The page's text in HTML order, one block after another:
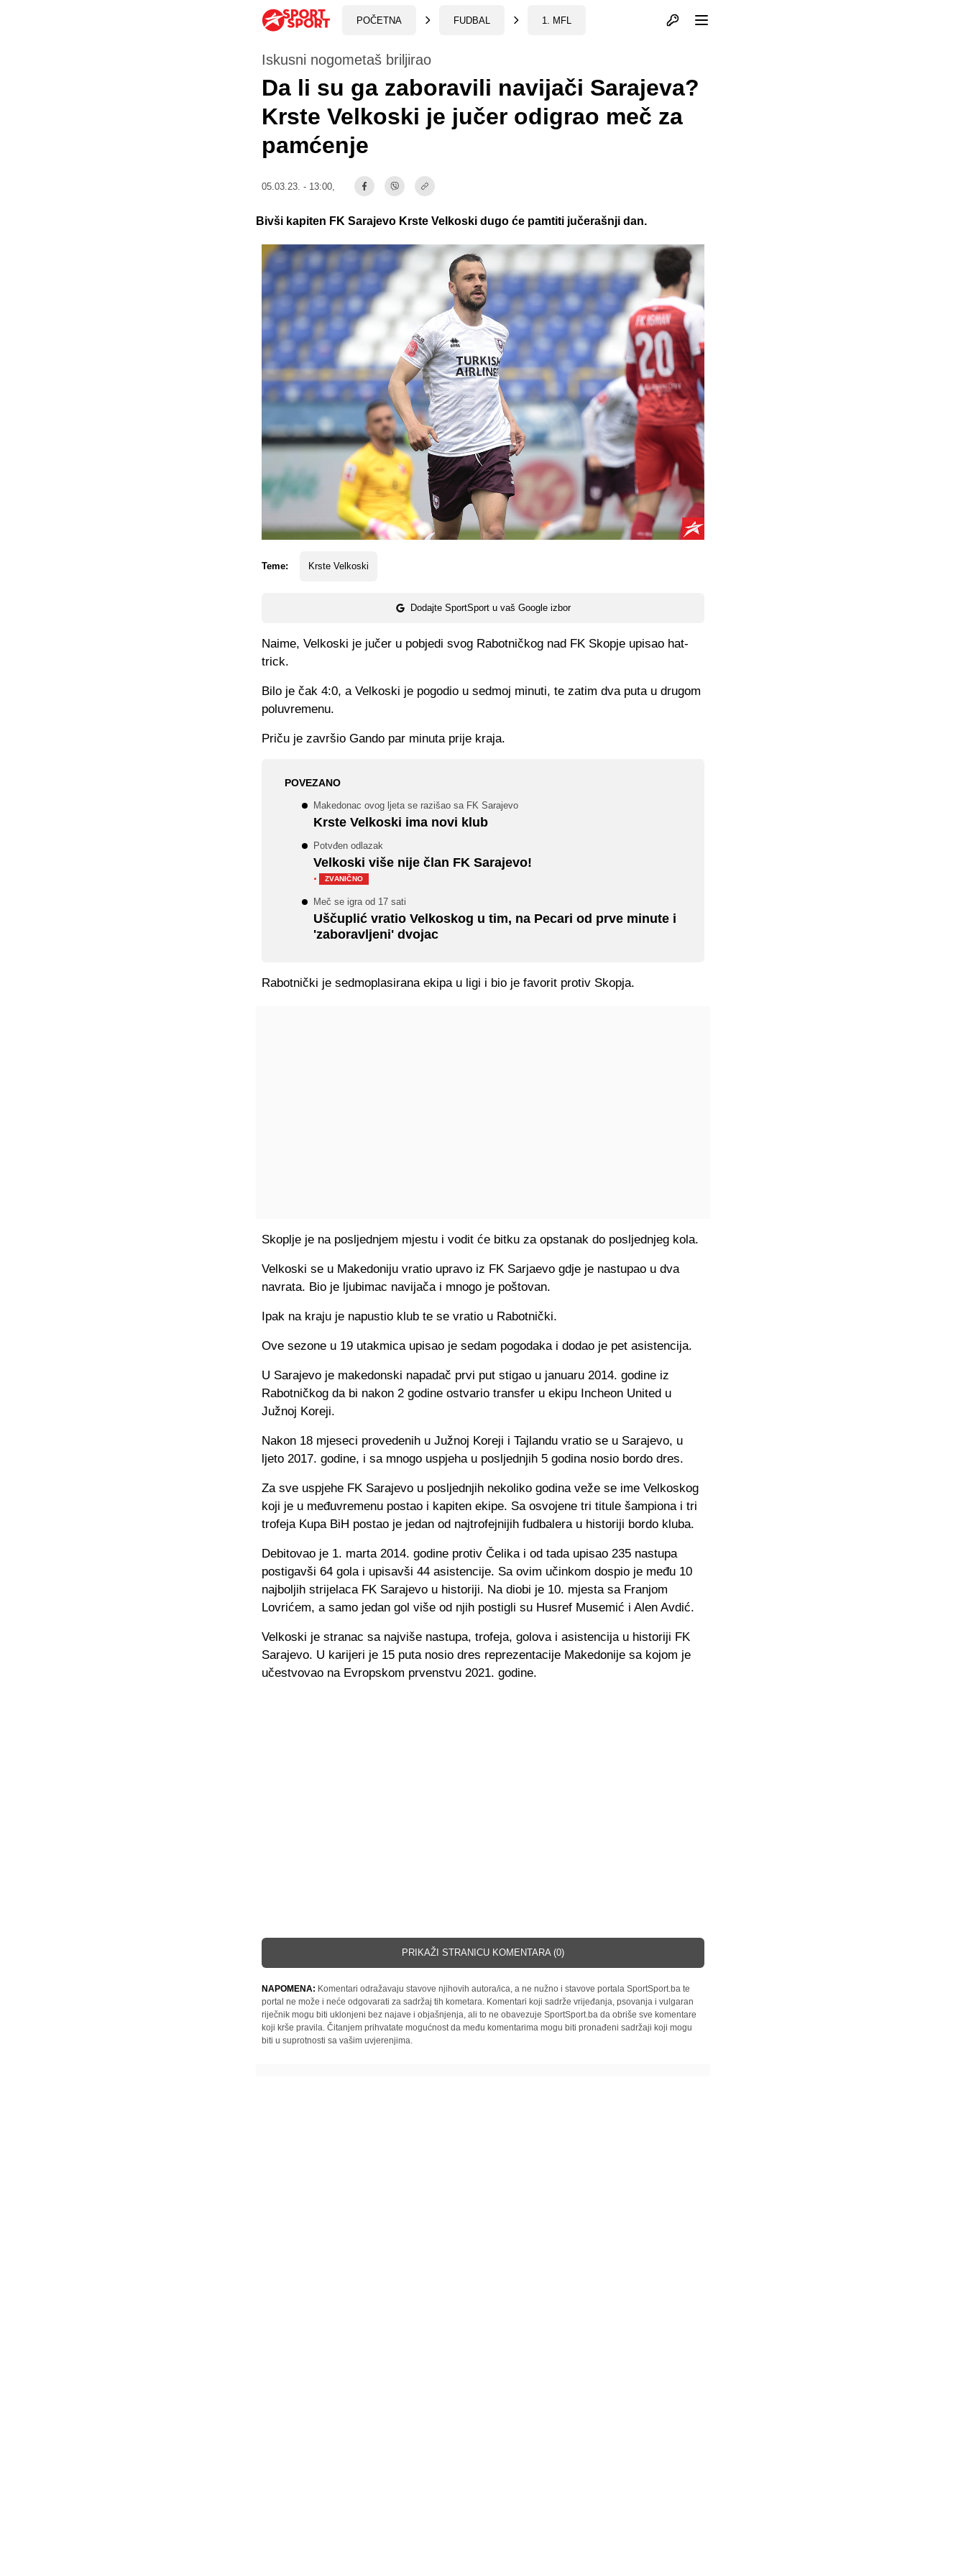
POČETNA FUDBAL 1. MFL Otvori profil
Iskusni nogometaš briljirao
Da li su ga zaboravili navijači Sarajeva?
Krste Velkoski je jučer odigrao meč za
pamćenje
05.03.23. - 13:00,
Teme: Krste Velkoski
Dodajte SportSport u vaš Google izbor
Bivši kapiten FK Sarajevo Krste Velkoski dugo će pamtiti jučerašnji dan.
Naime, Velkoski je jučer u pobjedi svog Rabotničkog nad FK Skopje upisao hat-
trick.
Bilo je čak 4:0, a Velkoski je pogodio u sedmoj minuti, te zatim dva puta u drugom
poluvremenu.
Priču je završio Gando par minuta prije kraja.
POVEZANO
Makedonac ovog ljeta se razišao sa FK Sarajevo
Krste Velkoski ima novi klub
Potvđen odlazak
Velkoski više nije član FK Sarajevo!
·
ZVANIČNO
Meč se igra od 17 sati
Uščuplić vratio Velkoskog u tim, na Pecari od prve minute i
'zaboravljeni' dvojac
Rabotnički je sedmoplasirana ekipa u ligi i bio je favorit protiv Skopja.
Skoplje je na posljednjem mjestu i vodit će bitku za opstanak do posljednjeg kola.
Velkoski se u Makedoniju vratio upravo iz FK Sarjaevo gdje je nastupao u dva
navrata. Bio je ljubimac navijača i mnogo je poštovan.
Ipak na kraju je napustio klub te se vratio u Rabotnički.
Ove sezone u 19 utakmica upisao je sedam pogodaka i dodao je pet asistencija.
U Sarajevo je makedonski napadač prvi put stigao u januaru 2014. godine iz
Rabotničkog da bi nakon 2 godine ostvario transfer u ekipu Incheon United u
Južnoj Koreji.
Nakon 18 mjeseci provedenih u Južnoj Koreji i Tajlandu vratio se u Sarajevo, u
ljeto 2017. godine, i sa mnogo uspjeha u posljednjih 5 godina nosio bordo dres.
Za sve uspjehe FK Sarajevo u posljednjih nekoliko godina veže se ime Velkoskog
koji je u međuvremenu postao i kapiten ekipe. Sa osvojene tri titule šampiona i tri
trofeja Kupa BiH postao je jedan od najtrofejnijih fudbalera u historiji bordo kluba.
Debitovao je 1. marta 2014. godine protiv Čelika i od tada upisao 235 nastupa
postigavši 64 gola i upisavši 44 asistencije. Sa ovim učinkom dospio je među 10
najboljih strijelaca FK Sarajevo u historiji. Na diobi je 10. mjesta sa Franjom
Lovrićem, a samo jedan gol više od njih postigli su Husref Musemić i Alen Avdić.
Velkoski je stranac sa najviše nastupa, trofeja, golova i asistencija u historiji FK
Sarajevo. U karijeri je 15 puta nosio dres reprezentacije Makedonije sa kojom je
učestvovao na Evropskom prvenstvu 2021. godine.
PRIKAŽI STRANICU KOMENTARA (0)
NAPOMENA: Komentari odražavaju stavove njihovih autora/ica, a ne nužno i stavove portala SportSport.ba te
portal ne može i neće odgovarati za sadržaj tih kometara. Komentari koji sadrže vrijeđanja, psovanja i vulgaran
riječnik mogu biti uklonjeni bez najave i objašnjenja, ali to ne obavezuje SportSport.ba da obriše sve komentare
koji krše pravila. Čitanjem prihvatate mogućnost da među komentarima mogu biti pronađeni sadržaji koji mogu
biti u suprotnosti sa vašim uvjerenjima.